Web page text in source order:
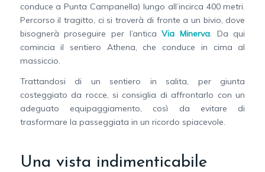
conduce a Punta Campanella) lungo all’incirca 400 metri.
Percorso il tragitto, ci si troverà di fronte a un bivio, dove
bisognerà proseguire per l’anticaVia Minerva. Da qui
comincia il sentiero Athena, che conduce in cima al
massiccio.
Trattandosi di un sentiero in salita, per giunta
costeggiato da rocce, si consiglia di affrontarlo con un
adeguato equipaggiamento, così da evitare di
trasformare la passeggiata in un ricordo spiacevole.
Una vista indimenticabile